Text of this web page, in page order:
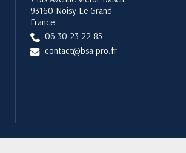
93160 Noisy Le Grand
France
06 30 23 22 85
contact@bsa-pro.fr